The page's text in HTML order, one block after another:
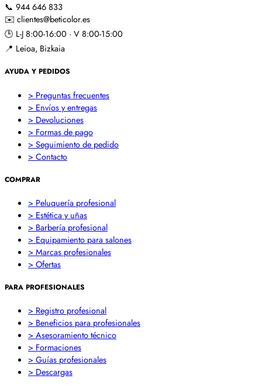
📞 944 646 833
✉️ clientes@beticolor.es
🕒 L-J 8:00-16:00 · V 8:00-15:00
📍 Leioa, Bizkaia
AYUDA Y PEDIDOS
> Preguntas frecuentes
> Envíos y entregas
> Devoluciones
> Formas de pago
> Seguimiento de pedido
> Contacto
COMPRAR
> Peluquería profesional
> Estética y uñas
> Barbería profesional
> Equipamiento para salones
> Marcas profesionales
> Ofertas
PARA PROFESIONALES
> Registro profesional
> Beneficios para profesionales
> Asesoramiento técnico
> Formaciones
> Guías profesionales
> Descargas